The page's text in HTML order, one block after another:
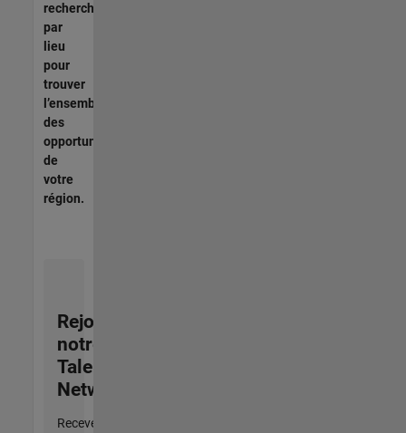
recherche
par
lieu
pour
trouver
l’ensemble
des
opportunités
de
votre
région.
Rejoignez
notre
Talent
Network
Recevez